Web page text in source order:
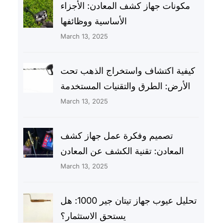
مكونات جهاز كشف المعادن: الأجزاء
الأساسية ووظائفها
March 13, 2025
كيفية اكتشاف واستخراج الذهب تحت
الأرض: الطرق والتقنيات المستخدمة
March 13, 2025
تصميم وفكرة عمل جهاز كشف
المعادن: تقنية الكشف عن المعادن
March 13, 2025
تحليل عيوب جهاز تيتان جير 1000: هل
يستحق الاستثمار؟